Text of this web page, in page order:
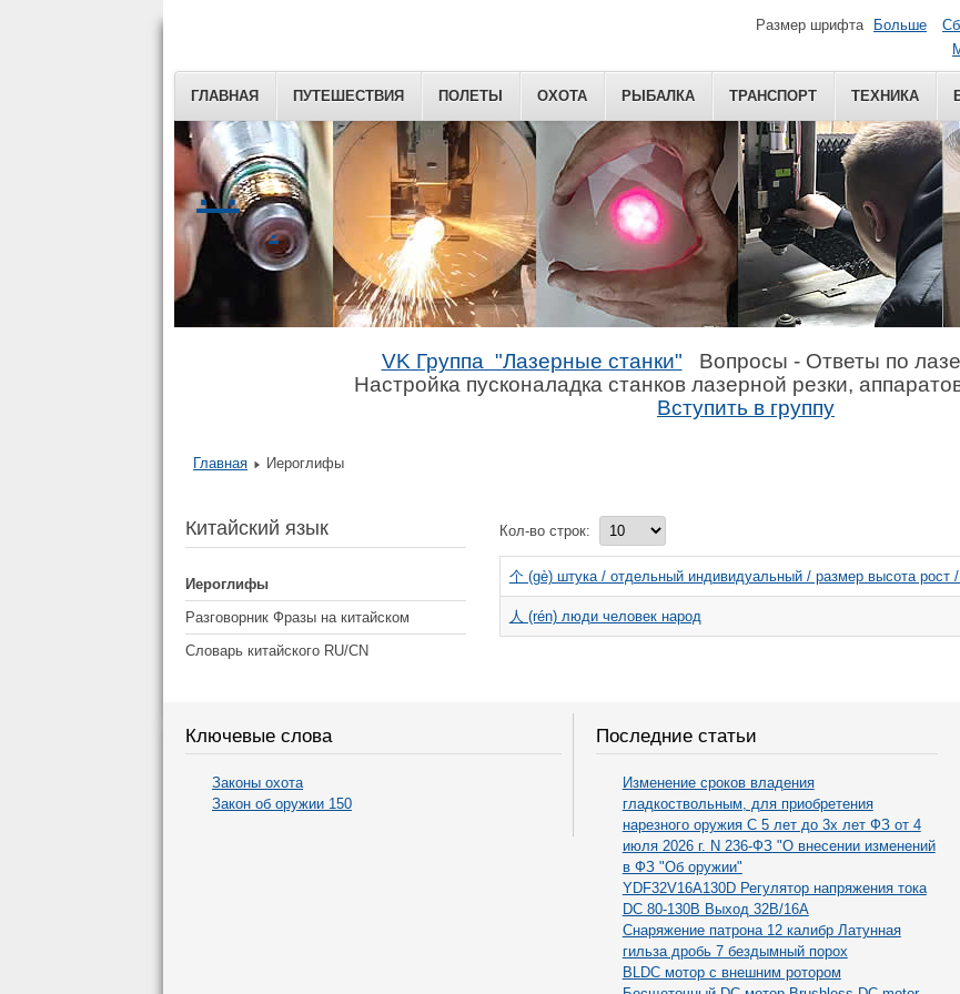
. .
.
ГЛАВНАЯ ПУТЕШЕСТВИЯ ПОЛЕТЫ ОХОТА РЫБАЛКА ТРАНСПОРТ ТЕХНИКА
VK Группа "Лазерные станки" Вопросы - Ответы по
Настройка пусконаладка станков лазерной резки,
Вступить в группу
Размер шрифта Больше
Главная Иероглифы
Китайский язык
Иероглифы
Разговорник Фразы на китайском
Словарь китайского RU/CN
Кол-во строк:
个 (gè) штука / отдельный индивидуальный / размер высота рост
人 (rén) люди человек народ
Ключевые слова
Законы охота
Закон об оружии 150
Последние статьи
Изменение сроков владения
гладкоствольным, для приобретения
нарезного оружия С 5 лет до 3х лет ФЗ от 4
июля 2026 г. N 236-ФЗ "О внесении изменений
в ФЗ "Об оружии"
YDF32V16A130D Регулятор напряжения тока
DC 80-130В Выход 32В/16А
Снаряжение патрона 12 калибр Латунная
гильза дробь 7 бездымный порох
BLDC мотор с внешним ротором